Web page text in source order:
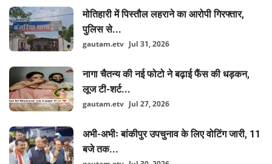
मोतिहारी में पिस्तौल लहराने का आरोपी गिरफ्तार,
पुलिस से...
gautam.etv Jul 31, 2026
नागा चैतन्य की नई फोटो ने बढ़ाई फैंस की धड़कन,
लूज टी-शर्ट...
gautam.etv Jul 27, 2026
अभी-अभीः बांकीपुर उपचुनाव के लिए वोटिंग जारी, 11
बजे तक...